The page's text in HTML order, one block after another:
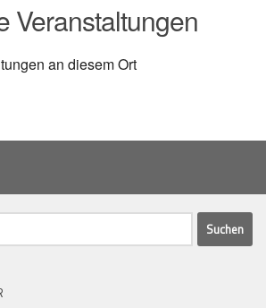
Veranstaltungen
an diesem Ort